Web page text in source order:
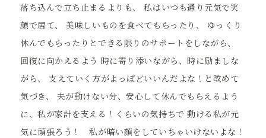
落ち込んで立ち止まるよりも、 私はいつも通り元気で笑
顔で居て、 美味しいものを食べてもらったり、 ゆっくり
休んでもらったりとできる限りのサポートをしながら、
回復に向かえるよう 時に寄り添いながら、時に励ましな
がら、 支えていく方がよっぽどいいんだよな！と改めて
気づき、 夫が動けない分、安心して休んでもらえるよう
に、私が家計を支える！くらいの気持ちで 動ける私が元
気に頑張ろう！ 私が暗い顔をしていちゃいけないよな！